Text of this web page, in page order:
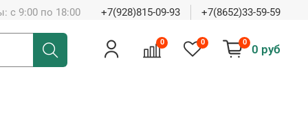
с 9:00 по 18:00 +7(928)815-09-93 +7(8652)33-59-59
0 0 0
0 руб